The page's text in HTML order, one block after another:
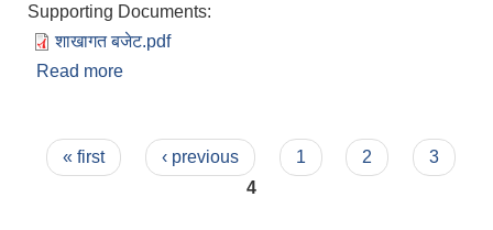
Supporting Documents:
शाखागत बजेट.pdf
Read more
Pages
« first ‹ previous 1 2
3
4